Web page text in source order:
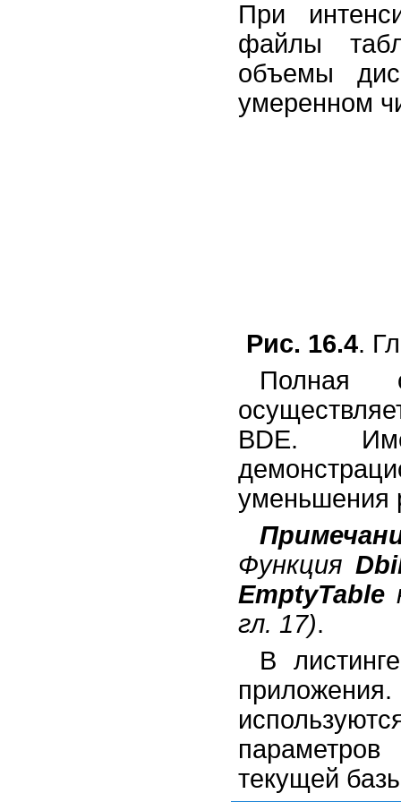
При
файлы
объемы
умеренном
Рис. 16.4.
Полная
BDE.
уменьшения
Функция
EmptyTable
гл. 17).
В
текущей